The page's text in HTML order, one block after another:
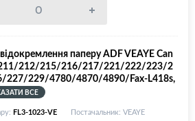
паперу ADF VEAYE Can
212/215/216/217/221/222/223/2
227/229/4780/4870/4890/Fax-L418s,
ВСЕ
FL3-1023-VE
Постачальник: VEAYE